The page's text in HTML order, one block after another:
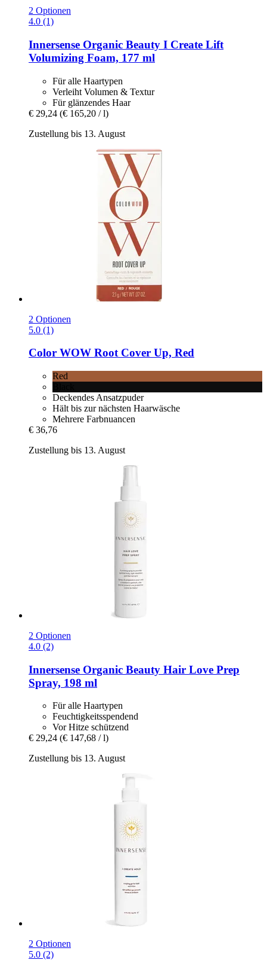
2 Optionen
4.0 (1)
Innersense Organic Beauty I Create Lift
Volumizing Foam, 177 ml
Für alle Haartypen
Verleiht Volumen & Textur
Für glänzendes Haar
€ 29,24 (€ 165,20 / l)
Zustellung bis 13. August
2 Optionen
5.0 (1)
Color WOW Root Cover Up, Red
Red
Deckendes Ansatzpuder
Hält bis zur nächsten Haarwäsche
Mehrere Farbnuancen
€ 36,76
Zustellung bis 13. August
2 Optionen
4.0 (2)
Innersense Organic Beauty Hair Love Prep
Spray, 198 ml
Für alle Haartypen
Feuchtigkeitsspendend
Vor Hitze schützend
€ 29,24 (€ 147,68 / l)
Zustellung bis 13. August
2 Optionen
5.0 (2)